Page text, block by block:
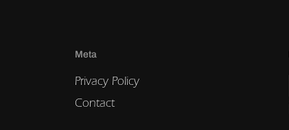
Meta
Privacy Policy
Contact